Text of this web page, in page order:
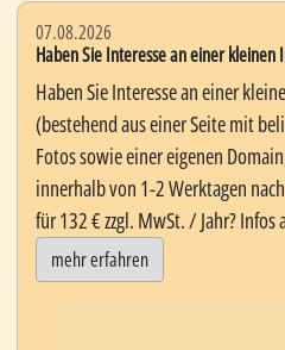
07.08.2026
Haben Sie Interesse an einer kleinen
Haben Sie Interesse an einer
(bestehend aus einer Seite mit
Fotos sowie einer eigenen
innerhalb von 1-2 Werktagen
für 132 € zzgl. MwSt. / Jahr? Infos
mehr erfahren